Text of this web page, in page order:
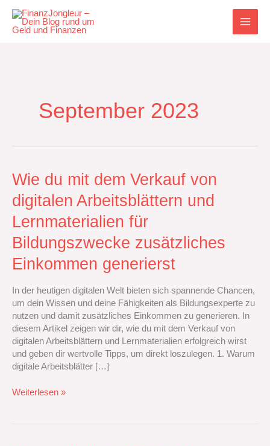
Inhalt
springen
September 2023
Wie du mit dem Verkauf von
digitalen Arbeitsblättern und
Lernmaterialien für
Bildungszwecke zusätzliches
Einkommen generierst
In der heutigen digitalen Welt bieten sich spannende Chancen,
um dein Wissen und deine Fähigkeiten als Bildungsexperte zu
nutzen und damit zusätzliches Einkommen zu generieren. In
diesem Artikel zeigen wir dir, wie du mit dem Verkauf von
digitalen Arbeitsblättern und Lernmaterialien erfolgreich wirst
und geben dir wertvolle Tipps, um direkt loszulegen. 1. Warum
digitale Arbeitsblätter […]
Wie
du
mit
dem
Verkauf
von
digitalen
Arbeitsblättern
Lernmaterialien
für
Bildungszwecke
zusätzliches
Einkommen
generierst
Weiterlesen »